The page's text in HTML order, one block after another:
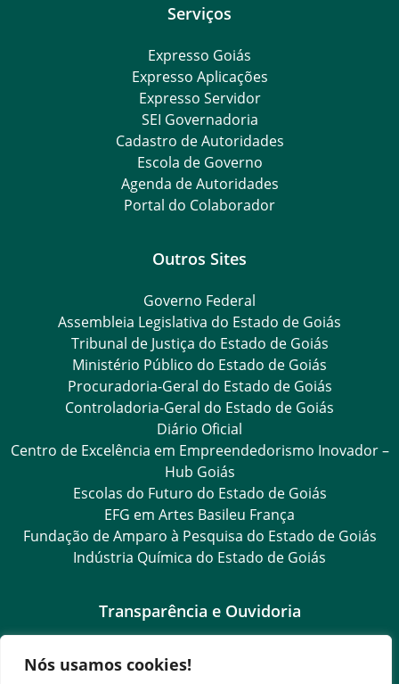
Nós usamos cookies!
Serviços
Expresso Goiás
Expresso Aplicações
Expresso Servidor
SEI Governadoria
Cadastro de Autoridades
Escola de Governo
Agenda de Autoridades
Portal do Colaborador
Outros Sites
Governo Federal
Assembleia Legislativa do Estado de Goiás
Tribunal de Justiça do Estado de Goiás
Ministério Público do Estado de Goiás
Procuradoria-Geral do Estado de Goiás
Controladoria-Geral do Estado de Goiás
Diário Oficial
Centro de Excelência em Empreendedorismo Inovador –
Hub Goiás
Escolas do Futuro do Estado de Goiás
EFG em Artes Basileu França
Fundação de Amparo à Pesquisa do Estado de Goiás
Indústria Química do Estado de Goiás
Transparência e Ouvidoria
Goiás Transparência